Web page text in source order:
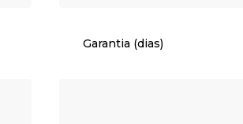
Garantia (dias)